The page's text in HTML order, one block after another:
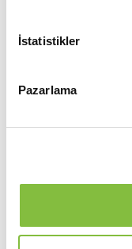
İstatistikler
Pazarlama